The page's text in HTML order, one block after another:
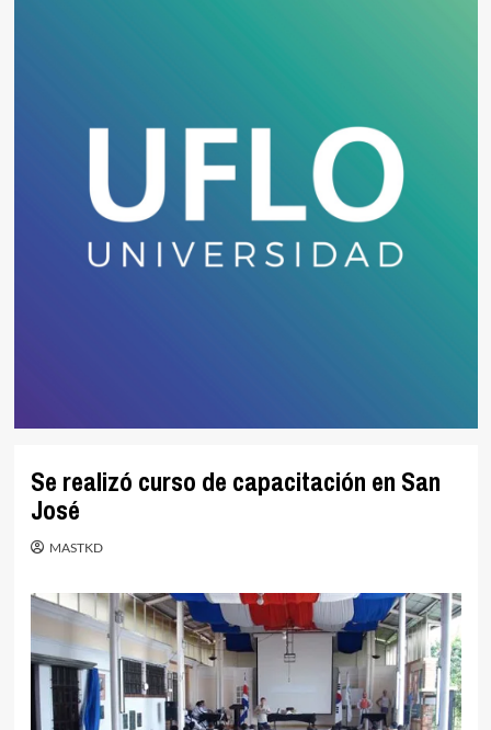
Se realizó curso de capacitación en San
José
MASTKD